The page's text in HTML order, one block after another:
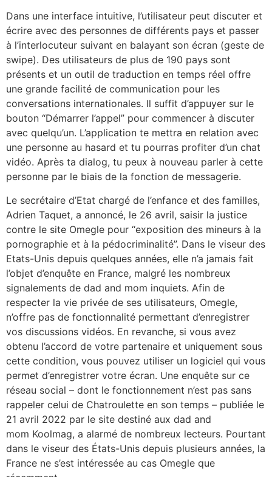
Dans une interface intuitive, l’utilisateur peut discuter et
écrire avec des personnes de différents pays et passer
à l’interlocuteur suivant en balayant son écran (geste de
swipe). Des utilisateurs de plus de 190 pays sont
présents et un outil de traduction en temps réel offre
une grande facilité de communication pour les
conversations internationales. Il suffit d’appuyer sur le
bouton “Démarrer l’appel” pour commencer à discuter
avec quelqu’un. L’application te mettra en relation avec
une personne au hasard et tu pourras profiter d’un chat
vidéo. Après ta dialog, tu peux à nouveau parler à cette
personne par le biais de la fonction de messagerie.
Le secrétaire d’Etat chargé de l’enfance et des familles,
Adrien Taquet, a annoncé, le 26 avril, saisir la justice
contre le site Omegle pour “exposition des mineurs à la
pornographie et à la pédocriminalité”. Dans le viseur des
Etats-Unis depuis quelques années, elle n’a jamais fait
l’objet d’enquête en France, malgré les nombreux
signalements de dad and mom inquiets. Afin de
respecter la vie privée de ses utilisateurs, Omegle,
n’offre pas de fonctionnalité permettant d’enregistrer
vos discussions vidéos. En revanche, si vous avez
obtenu l’accord de votre partenaire et uniquement sous
cette condition, vous pouvez utiliser un logiciel qui vous
permet d’enregistrer votre écran. Une enquête sur ce
réseau social – dont le fonctionnement n’est pas sans
rappeler celui de Chatroulette en son temps – publiée le
21 avril 2022 par le site destiné aux dad and
mom Koolmag, a alarmé de nombreux lecteurs. Pourtant
dans le viseur des États-Unis depuis plusieurs années, la
France ne s’est intéressée au cas Omegle que